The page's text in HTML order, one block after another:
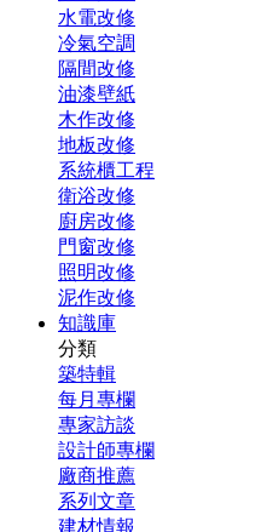
水電改修
冷氣空調
隔間改修
油漆壁紙
木作改修
地板改修
系統櫃工程
衛浴改修
廚房改修
門窗改修
照明改修
泥作改修
知識庫
分類
築特輯
每月專欄
專家訪談
設計師專欄
廠商推薦
系列文章
建材情報